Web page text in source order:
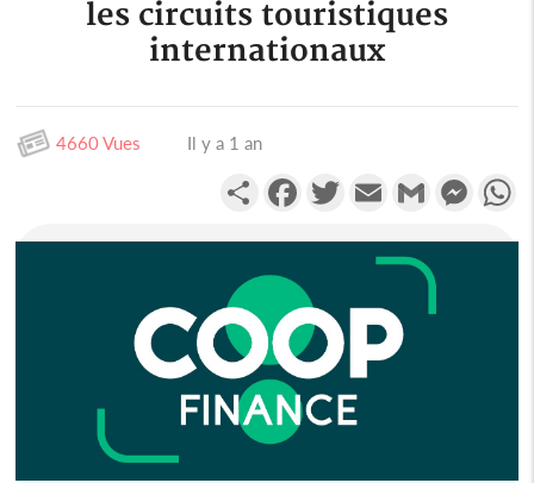
les circuits touristiques
internationaux
4660 Vues Il y a 1 an
PartagerFacebookTwitterEmail Gmail